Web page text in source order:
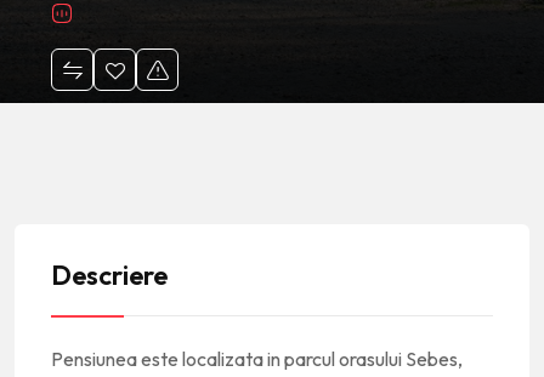
Descriere
Pensiunea este localizata in parcul orasului Sebes,